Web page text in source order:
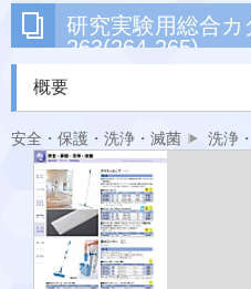
研究実験用総合カ
263(264-265)
概要
安全・保護・洗浄・滅菌 洗浄